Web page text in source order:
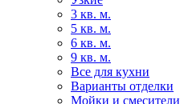
3 кв. м.
5 кв. м.
6 кв. м.
9 кв. м.
Все для кухни
Варианты отделки
Мойки и смесители